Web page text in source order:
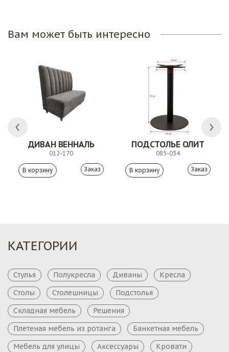
Вам может быть интересно
ДИВАН ВЕННАЛЬ
012-170
Заказ
ПОДСТОЛЬЕ ОЛИТ
085-034
Заказ
КАТЕГОРИИ
Стулья Полукресла Диваны
Кресла
Столы
Столешницы
Подстолья
Складная мебель
Решения
Плетеная мебель из ротанга
Банкетная мебель
Мебель для улицы
Аксессуары Кровати